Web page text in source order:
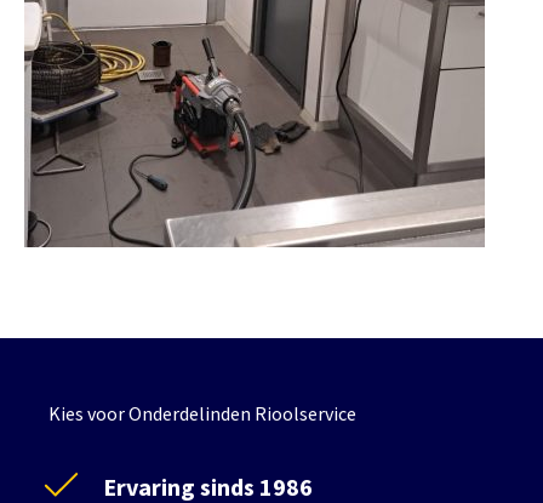
Kies voor Onderdelinden Rioolservice
Ervaring sinds 1986